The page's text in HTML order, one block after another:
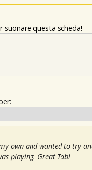
suonare questa scheda!
own and wanted to try
playing. Great Tab!